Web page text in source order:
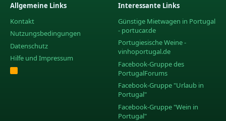
Allgemeine Links
Kontakt
Nutzungsbedingungen
Datenschutz
Hilfe und Impressum
R
Interessante Links
Günstige Mietwagen in Portugal
- portucar.de
Portugiesische Weine -
vinhoportugal.de
Facebook-Gruppe des
PortugalForums
Facebook-Gruppe "Urlaub in
Portugal"
Facebook-Gruppe "Wein in
Portugal"